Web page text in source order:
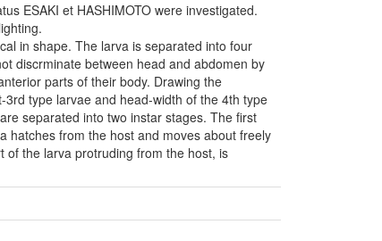
ESAKI et HASHIMOTO were investigated.
in shape. The larva is separated into four
discrminate between head and abdomen by
parts of their body. Drawing the
type larvae and head-width of the 4th type
separated into two instar stages. The first
hatches from the host and moves about freely
of the larva protruding from the host, is